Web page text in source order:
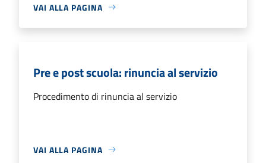
VAI ALLA PAGINA
Pre e post scuola: rinuncia al servizio
Procedimento di rinuncia al servizio
VAI ALLA PAGINA